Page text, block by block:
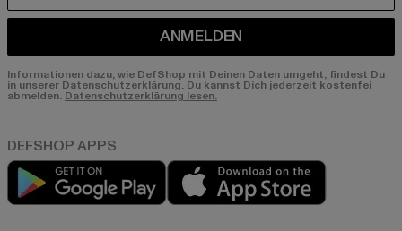
ANMELDEN
Informationen dazu, wie DefShop mit Deinen Daten umgeht, findest Du
in unserer Datenschutzerklärung. Du kannst Dich jederzeit kostenfei
abmelden. Datenschutzerklärung lesen.
Play market